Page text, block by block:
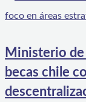
Ministerio de
becas chile